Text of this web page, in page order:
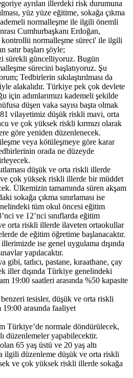
ayrılan illerdeki risk durumuna
yüz yüze eğitime, sokağa çıkma
normalleşme ile ilgili önemli
Cumhurbaşkanı Erdoğan,
kontrollü normalleşme süreci' ile ilgili
satır başları şöyle;
sürekli güncelliyoruz. Bugün
sürecini başlatıyoruz. Şu
Tedbirlerin sıkılaştırılması da
alakalıdır. Türkiye pek çok devlete
için adımlarımızı kademeli şekilde
düşen vaka sayısı başta olmak
81 vilayetimiz düşük riskli mavi, orta
ve çok yüksek riskli kırmızı olarak
göre yeniden düzenlenecek.
veya kötüleşmeye göre karar
orada ne düzeyde
düşük ve orta riskli illerde
çok yüksek riskli illerde bir müddet
Ülkemizin tamamında süren akşam
sokağa çıkma sınırlaması ise
tüm okul öncesi eğitim
ve 12’nci sınıflarda eğitim
orta riskli illerde ilaveten ortaokullar
de eğitim öğretime başlanacaktır.
ise genel uygulama dışında
yapılacaktır.
gibi, tatlıcı, pastane, kıraathane, çay
iller dışında Türkiye genelindeki
19:00 saatleri arasında %50 kapasite
tesisler, düşük ve orta riskli
arasında faaliyet
Türkiye’de normale döndürülecek,
düzenlemeler yapabilecektir.
65 yaş üstü ve 20 yaş altı
ilgili düzenleme düşük ve orta riskli
ve çok yüksek riskli illerde sokağa